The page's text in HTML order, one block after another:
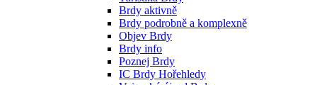
Brdy aktivně
Brdy podrobně a komplexně
Objev Brdy
Brdy info
Poznej Brdy
IC Brdy Hořehledy